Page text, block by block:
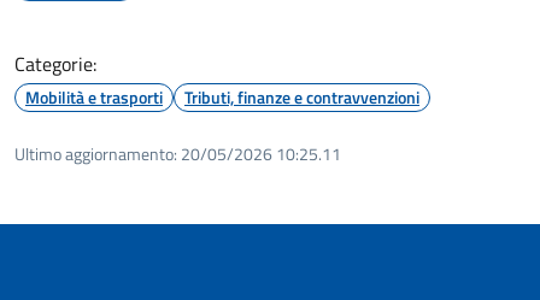
Categorie:
Mobilità e trasporti Tributi, finanze e contravvenzioni
Ultimo aggiornamento: 20/05/2026 10:25.11